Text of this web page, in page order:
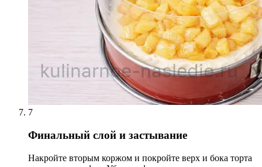
7
Финальный слой и застывание
Накройте вторым коржом и покройте верх и бока торта